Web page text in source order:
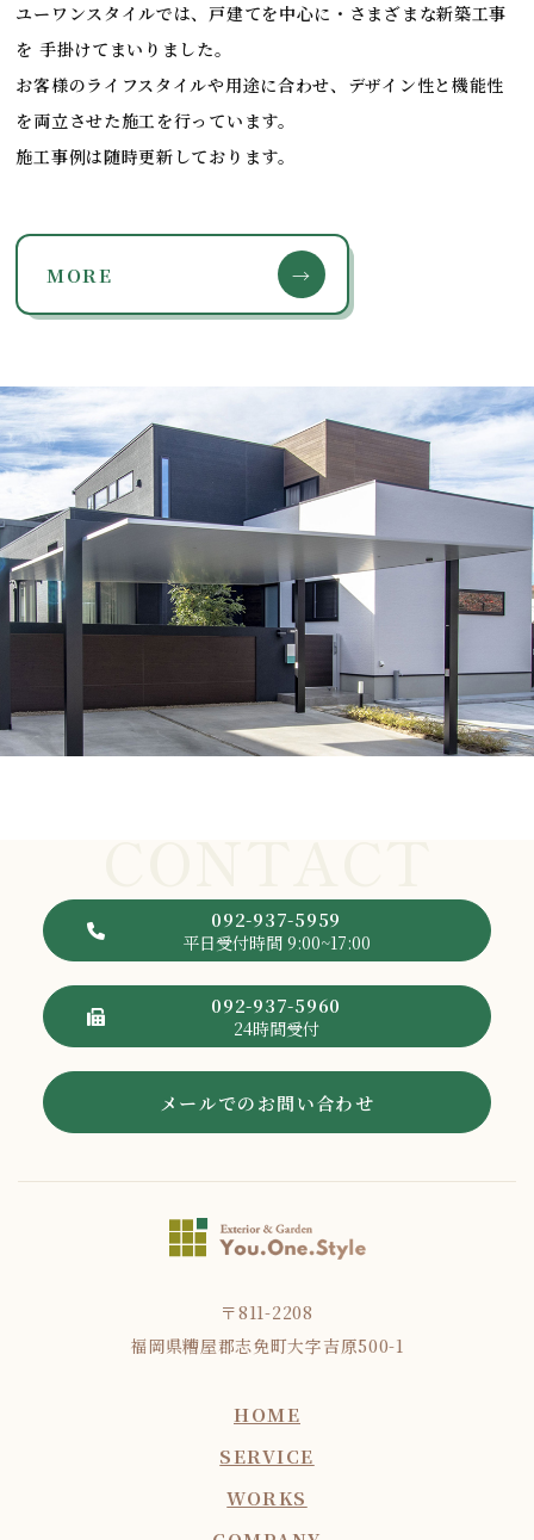
ユーワンスタイルでは、戸建てを中心に・さまざまな新築工事
を 手掛けてまいりました。
お客様のライフスタイルや用途に合わせ、デザイン性と機能性
を両立させた施工を行っています。
施工事例は随時更新しております。
MORE →
CONTACT
092-937-5959
平日受付時間 9:00~17:00
092-937-5960
24時間受付
メールでのお問い合わせ
〒811-2208
福岡県糟屋郡志免町大字吉原500-1
HOME
SERVICE
WORKS